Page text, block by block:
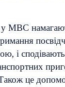
МВС
і
це